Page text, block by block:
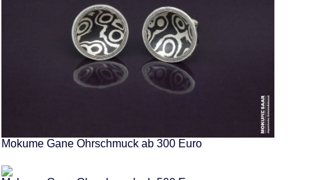
Mokume Gane Ohrschmuck ab 300 Euro